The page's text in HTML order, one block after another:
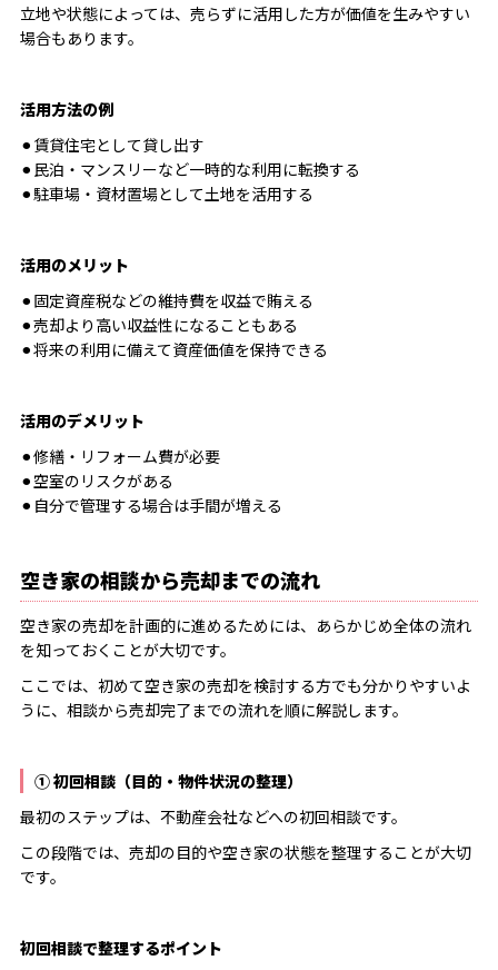
立地や状態によっては、売らずに活用した方が価値を生みやすい
場合もあります。
活用方法の例
⚫︎賃貸住宅として貸し出す
⚫︎民泊・マンスリーなど一時的な利用に転換する
⚫︎駐車場・資材置場として土地を活用する
活用のメリット
⚫︎固定資産税などの維持費を収益で賄える
⚫︎売却より高い収益性になることもある
⚫︎将来の利用に備えて資産価値を保持できる
活用のデメリット
⚫︎修繕・リフォーム費が必要
⚫︎空室のリスクがある
⚫︎自分で管理する場合は手間が増える
空き家の相談から売却までの流れ
空き家の売却を計画的に進めるためには、あらかじめ全体の流れ
を知っておくことが大切です。
ここでは、初めて空き家の売却を検討する方でも分かりやすいよ
うに、相談から売却完了までの流れを順に解説します。
① 初回相談（目的・物件状況の整理）
最初のステップは、不動産会社などへの初回相談です。
この段階では、売却の目的や空き家の状態を整理することが大切
です。
初回相談で整理するポイント